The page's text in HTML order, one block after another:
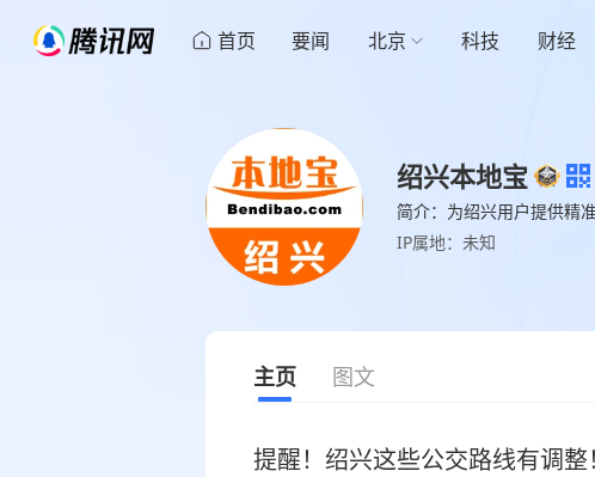
首页 要闻 北京 科技 财经
绍兴本地宝
简介：为绍兴用户提供精
IP属地：未知
主页 图文
提醒！绍兴这些公交路线有调整！